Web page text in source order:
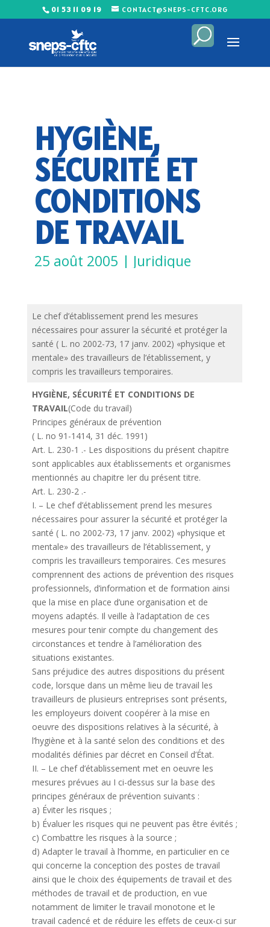
01 53 11 09 19 CONTACT@SNEPS-CFTC.ORG
HYGIÈNE,
SÉCURITÉ ET
CONDITIONS
DE TRAVAIL
25 août 2005 | Juridique
Le chef d’établissement prend les mesures
nécessaires pour assurer la sécurité et protéger la
santé ( L. no 2002-73, 17 janv. 2002) «physique et
mentale» des travailleurs de l’établissement, y
compris les travailleurs temporaires.
HYGIÈNE, SÉCURITÉ ET CONDITIONS DE
TRAVAIL(Code du travail)
Principes généraux de prévention
( L. no 91-1414, 31 déc. 1991)
Art. L. 230-1 .- Les dispositions du présent chapitre
sont applicables aux établissements et organismes
mentionnés au chapitre Ier du présent titre.
Art. L. 230-2 .-
I. – Le chef d’établissement prend les mesures
nécessaires pour assurer la sécurité et protéger la
santé ( L. no 2002-73, 17 janv. 2002) «physique et
mentale» des travailleurs de l’établissement, y
compris les travailleurs temporaires. Ces mesures
comprennent des actions de prévention des risques
professionnels, d’information et de formation ainsi
que la mise en place d’une organisation et de
moyens adaptés. Il veille à l’adaptation de ces
mesures pour tenir compte du changement des
circonstances et tendre à l’amélioration des
situations existantes.
Sans préjudice des autres dispositions du présent
code, lorsque dans un même lieu de travail les
travailleurs de plusieurs entreprises sont présents,
les employeurs doivent coopérer à la mise en
oeuvre des dispositions relatives à la sécurité, à
l’hygiène et à la santé selon des conditions et des
modalités définies par décret en Conseil d’État.
II. – Le chef d’établissement met en oeuvre les
mesures prévues au I ci-dessus sur la base des
principes généraux de prévention suivants :
a) Éviter les risques ;
b) Évaluer les risques qui ne peuvent pas être évités ;
c) Combattre les risques à la source ;
d) Adapter le travail à l’homme, en particulier en ce
qui concerne la conception des postes de travail
ainsi que le choix des équipements de travail et des
méthodes de travail et de production, en vue
notamment de limiter le travail monotone et le
travail cadencé et de réduire les effets de ceux-ci sur